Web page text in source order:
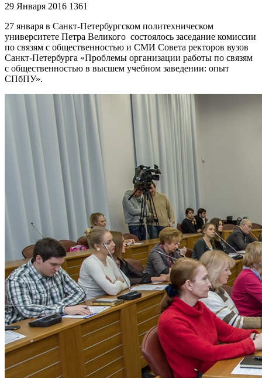
29 Января 2016 1361
27 января в Санкт-Петербургском политехническом
университете Петра Великого состоялось заседание комиссии
по связям с общественностью и СМИ Совета ректоров вузов
Санкт-Петербурга «Проблемы организации работы по связям
с общественностью в высшем учебном заведении: опыт
СПбПУ».